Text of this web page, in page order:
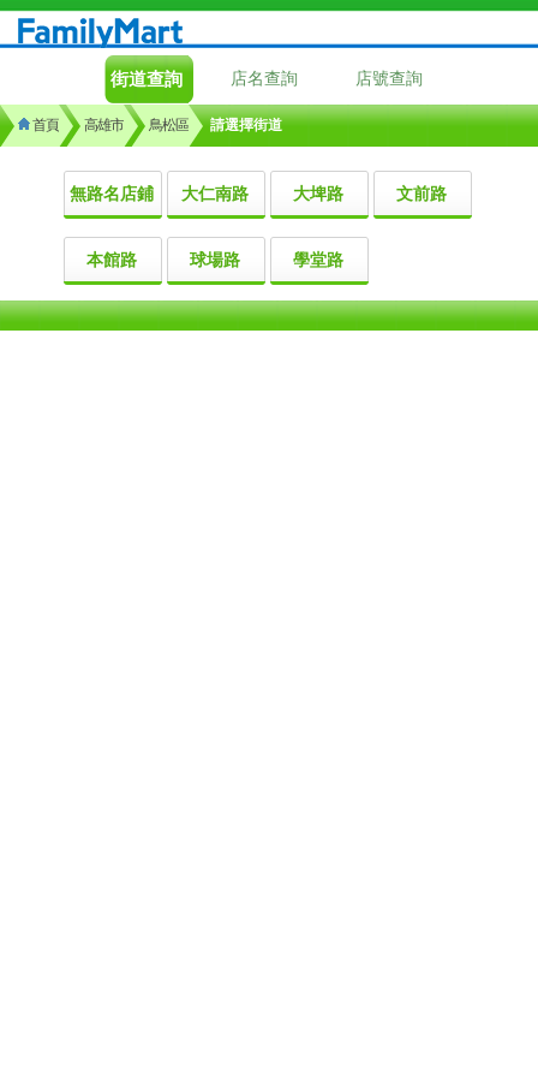
街道查詢 店名查詢 店號查詢
首頁 高雄市 鳥松區 請選擇街道
無路名店鋪 大仁南路 大埤路 文前路
本館路 球場路 學堂路